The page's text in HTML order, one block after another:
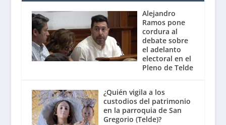
Alejandro
Ramos pone
cordura al
debate sobre
el adelanto
electoral en el
Pleno de Telde
¿Quién vigila a los
custodios del patrimonio
en la parroquia de San
Gregorio (Telde)?